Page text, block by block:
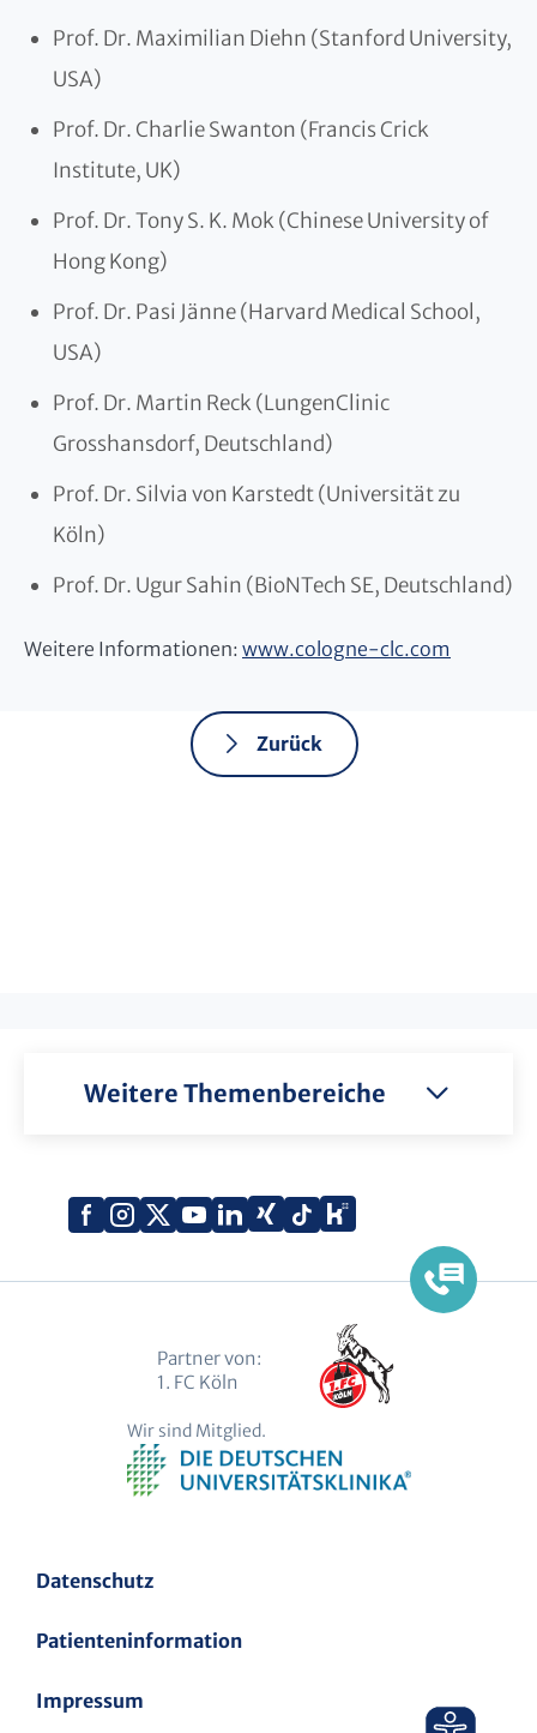
Prof. Dr. Maximilian Diehn (Stanford University,
USA)
Prof. Dr. Charlie Swanton (Francis Crick
Institute, UK)
Prof. Dr. Tony S. K. Mok (Chinese University of
Hong Kong)
Prof. Dr. Pasi Jänne (Harvard Medical School,
USA)
Prof. Dr. Martin Reck (LungenClinic
Grosshansdorf, Deutschland)
Prof. Dr. Silvia von Karstedt (Universität zu
Köln)
Prof. Dr. Ugur Sahin (BioNTech SE, Deutschland)
Weitere Informationen: www.cologne-clc.com
Zurück
Weitere Themenbereiche
Facebook
Instagram
X
YouTube
LinkedIn
Xing TiktokKununu
Datenschutz
Patienteninformation
Impressum
Partner von:
1. FC Köln
Wir sind Mitglied.